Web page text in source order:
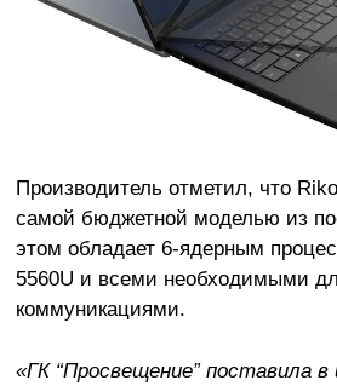
Производитель отметил, что
самой бюджетной моделью из
этом обладает 6-ядерным
5560U и всеми необходимыми
коммуникациями.
«ГК “Просвещение” поставила